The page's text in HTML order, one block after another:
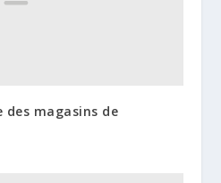
magasins de